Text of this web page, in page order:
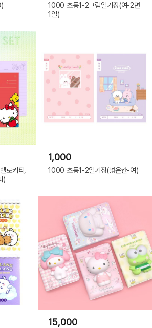
1000 초등1-2그림일기장(여-2면
1일)
로키티,
)
1,000
1000 초등1-2일기장(넓은칸-여)
15,000